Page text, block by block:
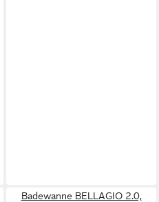
Badewanne BELLAGIO 2.0,